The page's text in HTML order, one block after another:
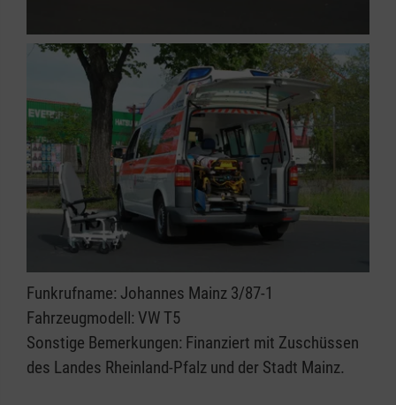
Funkrufname: Johannes Mainz 3/87-1
Fahrzeugmodell: VW T5
Sonstige Bemerkungen: Finanziert mit Zuschüssen
des Landes Rheinland-Pfalz und der Stadt Mainz.